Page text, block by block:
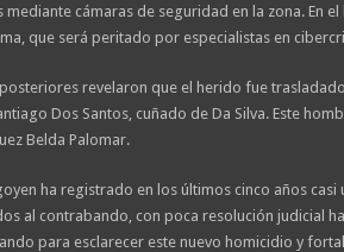
mediante cámaras de seguridad en la zona. En
que será peritado por especialistas en
revelaron que el herido fue
Dos Santos, cuñado de Da Silva. Este
Belda Palomar.
ha registrado en los últimos cinco años casi
al contrabando, con poca resolución judicial
para esclarecer este nuevo homicidio y